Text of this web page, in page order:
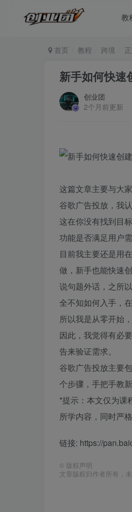
教
首页 教程 跨境
新手如何快速
创业团
2个月前更新
这篇文章主要与大
谷歌广告投放，我
这在你没有找到目
功能是否满足用户
目前我主要还是用
做，新手也能快速
说句题外话，之所
全不知如何入手，
所以我是从零开始
因此，我觉得有必
告来验证需求。
谷歌广告投放主要
个步骤，手把手教
*提示：本文仅为课
所学内容，同时严
链接: https://
© 版权声明
文章版权归作者所有，